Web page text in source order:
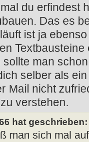
du erfindest
Das es
ist ja
man
selber als
Mail nicht
verstehen.
hat geschrieben:
man sich mal